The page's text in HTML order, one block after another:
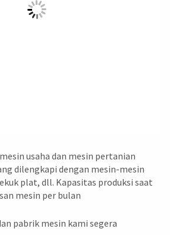
usaha dan mesin pertanian
dilengkapi dengan mesin-mesin
plat, dll. Kapasitas produksi saat
mesin per bulan
pabrik mesin kami segera